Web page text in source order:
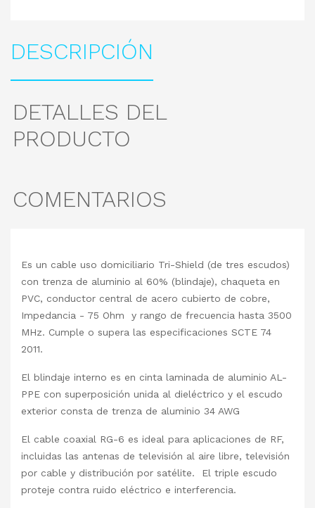
DESCRIPCIÓN
DETALLES DEL
PRODUCTO
COMENTARIOS
Es un cable uso domiciliario Tri-Shield (de tres escudos)
con trenza de aluminio al 60% (blindaje), chaqueta en
PVC, conductor central de acero cubierto de cobre,
Impedancia - 75 Ohm y rango de frecuencia hasta 3500
MHz. Cumple o supera las especificaciones SCTE 74
2011.
El blindaje interno es en cinta laminada de aluminio AL-
PPE con superposición unida al dieléctrico y el escudo
exterior consta de trenza de aluminio 34 AWG
El cable coaxial RG-6 es ideal para aplicaciones de RF,
incluidas las antenas de televisión al aire libre, televisión
por cable y distribución por satélite. El triple escudo
proteje contra ruido eléctrico e interferencia.